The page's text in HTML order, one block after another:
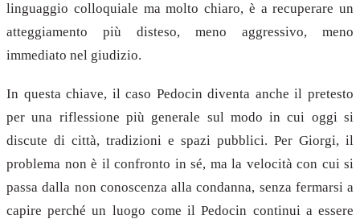
linguaggio colloquiale ma molto chiaro, è a recuperare un
atteggiamento più disteso, meno aggressivo, meno
immediato nel giudizio.
In questa chiave, il caso Pedocin diventa anche il pretesto
per una riflessione più generale sul modo in cui oggi si
discute di città, tradizioni e spazi pubblici. Per Giorgi, il
problema non è il confronto in sé, ma la velocità con cui si
passa dalla non conoscenza alla condanna, senza fermarsi a
capire perché un luogo come il Pedocin continui a essere